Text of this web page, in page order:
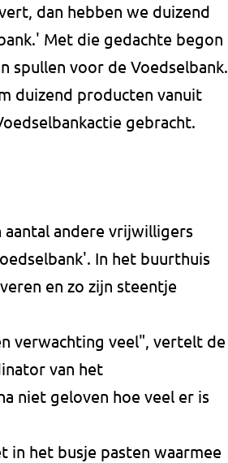
dan hebben we duizend
Met die gedachte begon
spullen voor de Voedselbank.
duizend producten vanuit
gebracht.
aantal andere vrijwilligers
In het buurthuis
en zo zijn steentje
verwachting veel", vertelt de
van het
niet geloven hoe veel er is
in het busje pasten waarmee